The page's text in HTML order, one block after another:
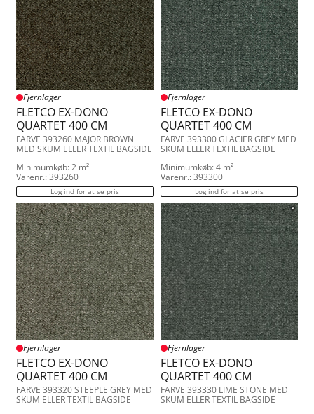
Fjernlager
FLETCO EX-DONO
QUARTET 400 CM
FARVE 393260 MAJOR BROWN
MED SKUM ELLER TEXTIL BAGSIDE
Minimumkøb: 2 m²
Varenr.: 393260
Log ind for at se pris
Fjernlager
FLETCO EX-DONO
QUARTET 400 CM
FARVE 393300 GLACIER GREY MED
SKUM ELLER TEXTIL BAGSIDE
Minimumkøb: 4 m²
Varenr.: 393300
Log ind for at se pris
Fjernlager
FLETCO EX-DONO
QUARTET 400 CM
FARVE 393320 STEEPLE GREY MED
SKUM ELLER TEXTIL BAGSIDE
Fjernlager
FLETCO EX-DONO
QUARTET 400 CM
FARVE 393330 LIME STONE MED
SKUM ELLER TEXTIL BAGSIDE